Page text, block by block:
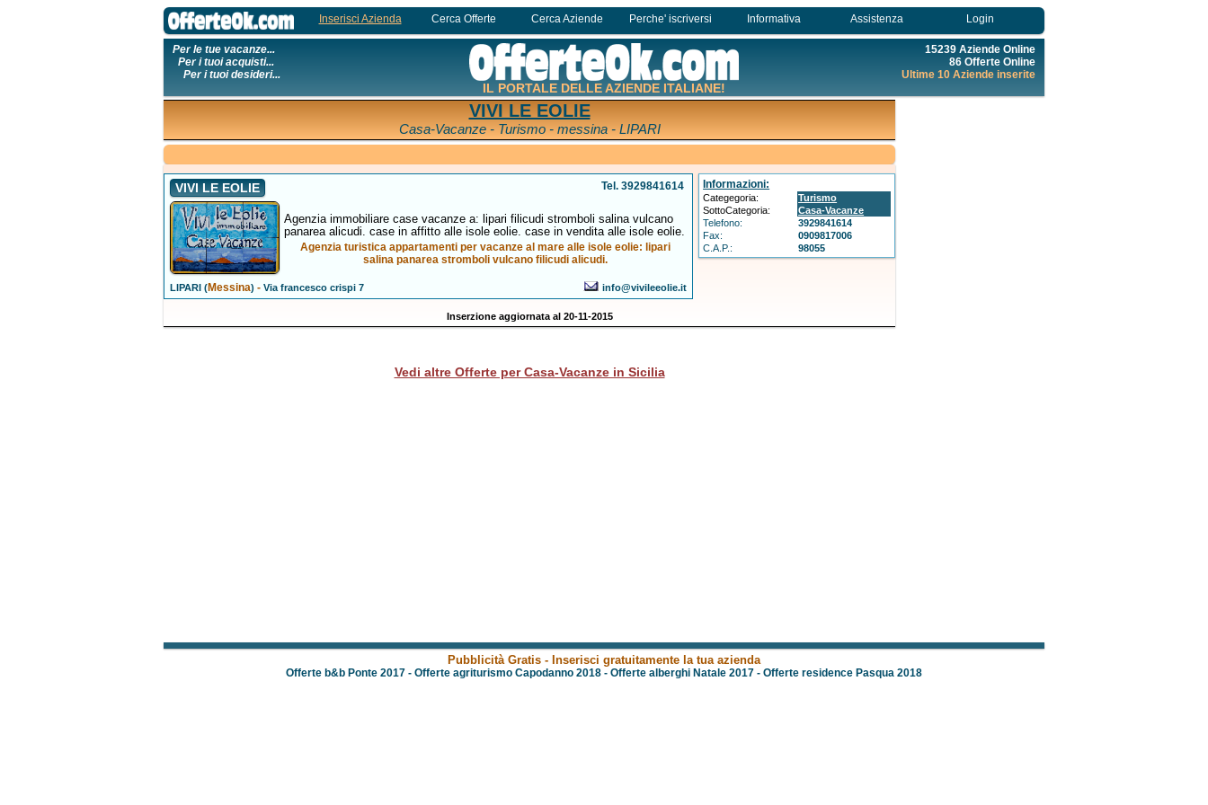
Inserisci Azienda Cerca Offerte Cerca Aziende Perche' iscriversi Informativa Assistenza Login
Per le tue vacanze...
Per i tuoi acquisti...
Per i tuoi desideri...
IL PORTALE DELLE AZIENDE ITALIANE!
15239 Aziende Online
86 Offerte Online
Ultime 10 Aziende inserite
VIVI LE EOLIE
Casa-Vacanze - Turismo - messina - LIPARI
VIVI LE EOLIE Tel. 3929841614
Agenzia immobiliare case vacanze a: lipari filicudi stromboli salina vulcano
panarea alicudi. case in affitto alle isole eolie. case in vendita alle isole eolie.
Agenzia turistica appartamenti per vacanze al mare alle isole eolie: lipari
salina panarea stromboli vulcano filicudi alicudi.
LIPARI (Messina) -Via francesco crispi 7 info@vivileeolie.it
Informazioni:
Categegoria:
Turismo
SottoCategoria:
Casa-Vacanze
Telefono:
3929841614
Fax:
0909817006
C.A.P.:
98055
Inserzione aggiornata al 20-11-2015
Vedi altre Offerte per Casa-Vacanze in Sicilia
Pubblicità Gratis - Inserisci gratuitamente la tua azienda
Offerte b&b Ponte 2017 - Offerte agriturismo Capodanno 2018 - Offerte alberghi Natale 2017 - Offerte residence Pasqua 2018